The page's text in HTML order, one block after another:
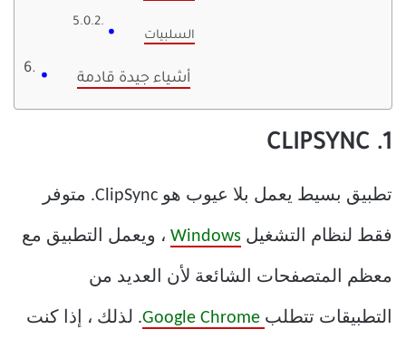
السلبيات
أشياء جيدة قادمة
1. CLIPSYNC
تطبيق بسيط يعمل بلا عيوب هو ClipSync. متوفر
فقط لنظام التشغيل Windows ، ويعمل التطبيق مع
معظم المتصفحات الشائعة لأن العديد من
التطبيقات تتطلب . لذلك ، إذا كنت